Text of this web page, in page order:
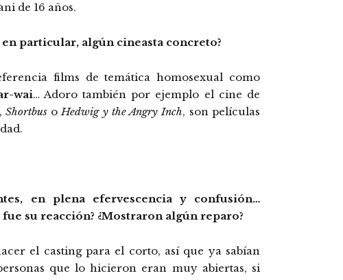
de 16 años.
particular, algún cineasta concreto?
films de temática homosexual como
wai… Adoro también por ejemplo el cine de
ShortbusoHedwig y the Angry Inch, son películas
en plena efervescencia y confusión…
su reacción? ¿Mostraron algún reparo?
el casting para el corto, así que ya sabían
que lo hicieron eran muy abiertas, si